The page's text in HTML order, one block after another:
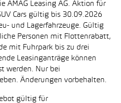
AMAG Leasing AG. Aktion für
Cars gültig bis 30.09.2026
und Lagerfahrzeuge. Gültig
Personen mit Flottenrabatt,
mit Fuhrpark bis zu drei
Leasinganträge können
werden. Nur bei
Änderungen vorbehalten.
gültig für